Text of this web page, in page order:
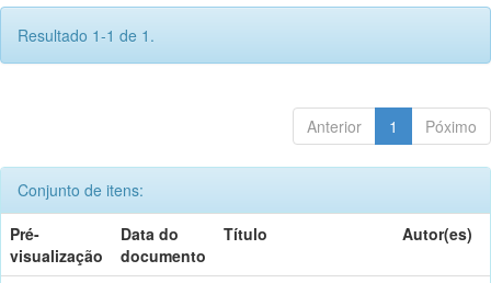
Resultado 1-1 de 1.
Anterior 1 Póximo
Conjunto de itens:
Pré-
visualização
Data do
documento
Título Autor(es)